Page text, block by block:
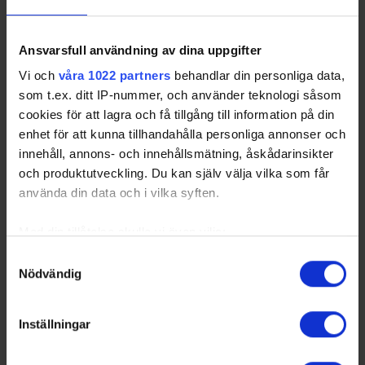
Ansvarsfull användning av dina uppgifter
Vi och våra 1022 partners behandlar din personliga data,
som t.ex. ditt IP-nummer, och använder teknologi såsom
cookies för att lagra och få tillgång till information på din
enhet för att kunna tillhandahålla personliga annonser och
innehåll, annons- och innehållsmätning, åskådarinsikter
och produktutveckling. Du kan själv välja vilka som får
använda din data och i vilka syften.
som kan ha en noggrannhet på upp till flera meter
Ta reda på mer om hur dina personliga uppgifter
Nödvändig
Inställningar